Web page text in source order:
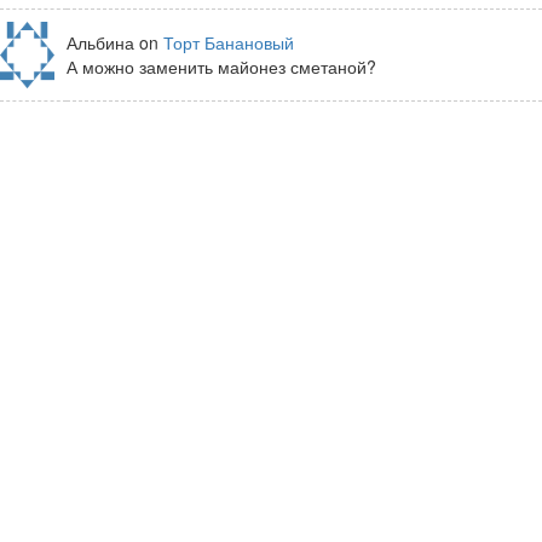
Альбина on Торт Банановый
А можно заменить майонез сметаной?